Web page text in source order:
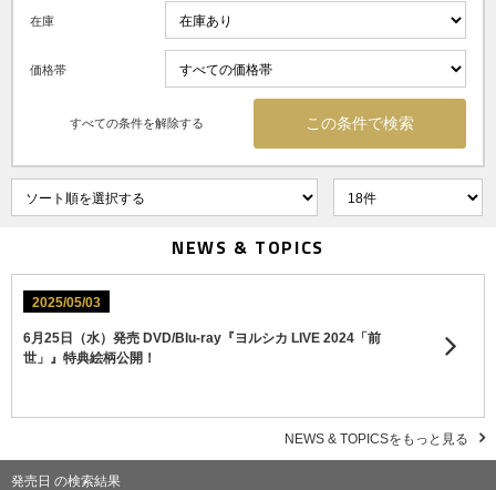
在庫
価格帯
すべての条件を解除する
NEWS & TOPICS
2025/05/03
6月25日（水）発売 DVD/Blu-ray『ヨルシカ LIVE 2024「前
世」』特典絵柄公開！
NEWS & TOPICSをもっと見る
発売日 の検索結果